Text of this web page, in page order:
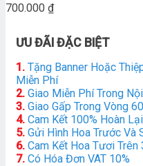
700.000 ₫
ƯU ĐÃI ĐẶC BIỆT
1. Tặng Banner Hoặc
Miễn Phí
2. Giao Miễn Phí Trong
3. Giao Gấp Trong Vòng
4. Cam Kết 100% Hoàn
5. Gửi Hình Hoa Trước Và
6. Cam Kết Hoa Tươi Trên
7. Có Hóa Đơn VAT 10%